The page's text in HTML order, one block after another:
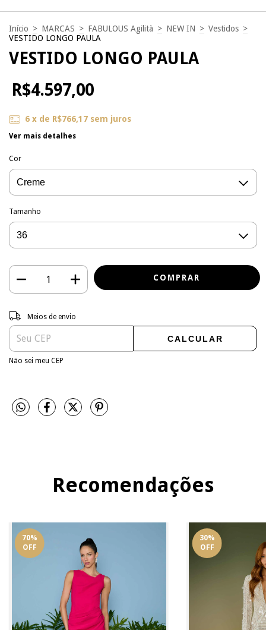
Início > MARCAS > FABULOUS Agilità > NEW IN > Vestidos >
VESTIDO LONGO PAULA
VESTIDO LONGO PAULA
R$4.597,00
6 x de R$766,17 sem juros
Ver mais detalhes
Cor
Tamanho
Entregas para o CEP:
Meios de envio
CALCULAR
Não sei meu CEP
Recomendações
70%
OFF
30%
OFF